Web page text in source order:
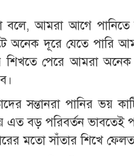
বলে, আমরা আগে
অনেক দূরে যেতে পারি
পেরে আমরা অনেক
সন্তানরা পানির ভয়
এত বড় পরিবর্তন ভাবতেই
মতো সাঁতার শিখে